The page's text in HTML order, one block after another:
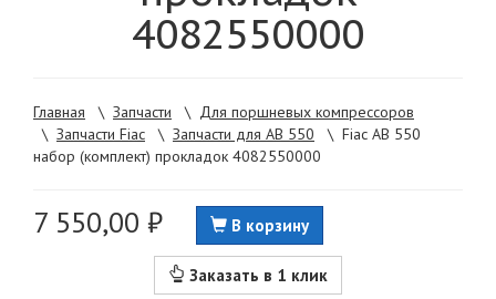
4082550000
Главная \ Запчасти \ Для поршневых компрессоров
\ Запчасти Fiac \ Запчасти для AB 550 \ Fiac AB 550
набор (комплект) прокладок 4082550000
7 550,00 ₽ В корзину
Заказать в 1 клик